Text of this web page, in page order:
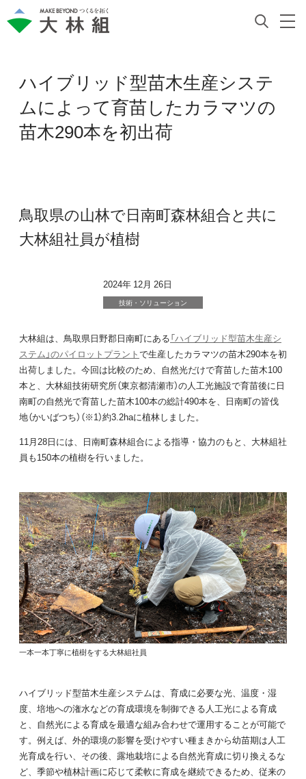
ハイブリッド型苗木生産システ
ムによって育苗したカラマツの
苗木290本を初出荷
鳥取県の山林で日南町森林組合と共に
大林組社員が植樹
2024年 12月 26日
技術・ソリューション
大林組は、鳥取県日野郡日南町にある「ハイブリッド型苗木生産シ
ステム」のパイロットプラントで生産したカラマツの苗木290本を初
出荷しました。今回は比較のため、自然光だけで育苗した苗木100
本と、大林組技術研究所（東京都清瀬市）の人工光施設で育苗後に日
南町の自然光で育苗した苗木100本の総計490本を、日南町の皆伐
地（かいばつち）（※1）約3.2haに植林しました。
11月28日には、日南町森林組合による指導・協力のもと、大林組社
員も150本の植樹を行いました。
一本一本丁寧に植樹をする大林組社員
ハイブリッド型苗木生産システムは、育成に必要な光、温度・湿
度、培地への潅水などの育成環境を制御できる人工光による育成
と、自然光による育成を最適な組み合わせで運用することが可能で
す。例えば、外的環境の影響を受けやすい種まきから幼苗期は人工
光育成を行い、その後、露地栽培による自然光育成に切り換えるな
ど、季節や植林計画に応じて柔軟に育成を継続できるため、従来の